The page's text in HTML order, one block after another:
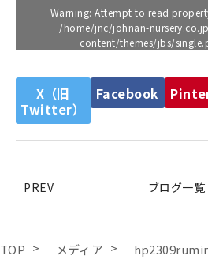
Warning: Attempt to read
/home/jnc/johnan-
content/themes/jbs/
X（旧
Twitter）
Facebook
PREV ブログ一覧
TOP メディア